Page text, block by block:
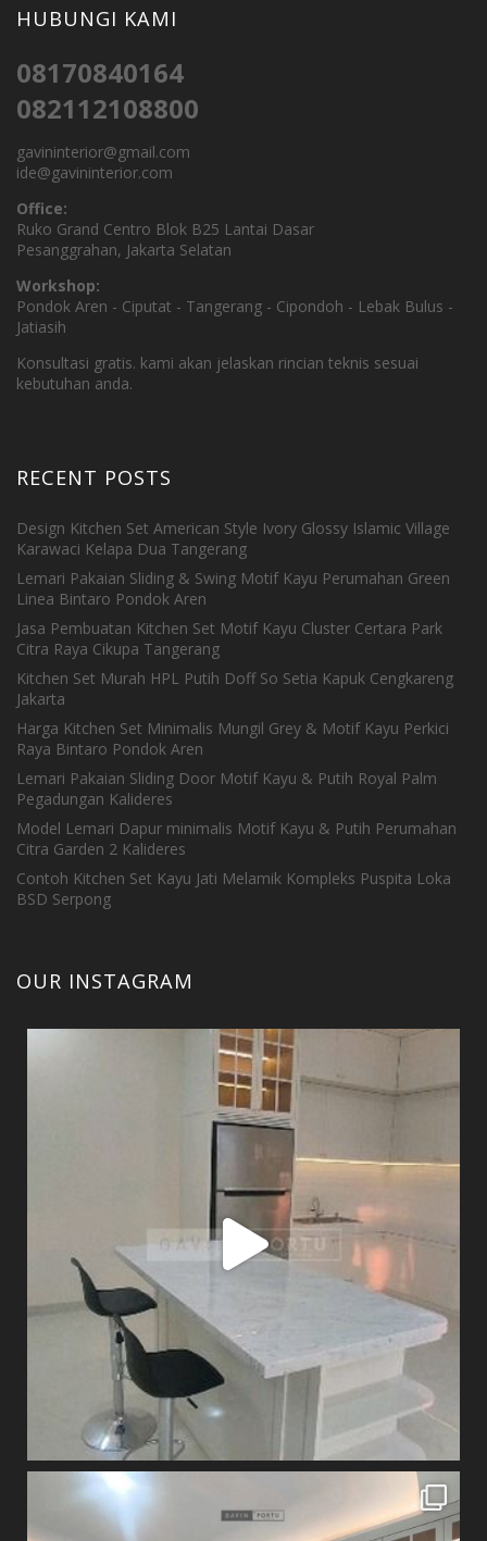
HUBUNGI KAMI
08170840164
082112108800
gavininterior@gmail.com
ide@gavininterior.com
Office:
Ruko Grand Centro Blok B25 Lantai Dasar
Pesanggrahan, Jakarta Selatan
Workshop:
Pondok Aren - Ciputat - Tangerang - Cipondoh - Lebak Bulus -
Jatiasih
Konsultasi gratis. kami akan jelaskan rincian teknis sesuai
kebutuhan anda.
RECENT POSTS
Design Kitchen Set American Style Ivory Glossy Islamic Village
Karawaci Kelapa Dua Tangerang
Lemari Pakaian Sliding & Swing Motif Kayu Perumahan Green
Linea Bintaro Pondok Aren
Jasa Pembuatan Kitchen Set Motif Kayu Cluster Certara Park
Citra Raya Cikupa Tangerang
Kitchen Set Murah HPL Putih Doff So Setia Kapuk Cengkareng
Jakarta
Harga Kitchen Set Minimalis Mungil Grey & Motif Kayu Perkici
Raya Bintaro Pondok Aren
Lemari Pakaian Sliding Door Motif Kayu & Putih Royal Palm
Pegadungan Kalideres
Model Lemari Dapur minimalis Motif Kayu & Putih Perumahan
Citra Garden 2 Kalideres
Contoh Kitchen Set Kayu Jati Melamik Kompleks Puspita Loka
BSD Serpong
OUR INSTAGRAM